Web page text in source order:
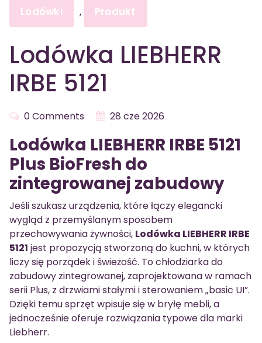
Lodówki , Produkt
Lodówka LIEBHERR
IRBE 5121
0 Comments 28 cze 2026
Lodówka LIEBHERR IRBE 5121
Plus BioFresh do
zintegrowanej zabudowy
Jeśli szukasz urządzenia, które łączy elegancki
wygląd z przemyślanym sposobem
przechowywania żywności, Lodówka LIEBHERR IRBE
5121 jest propozycją stworzoną do kuchni, w których
liczy się porządek i świeżość. To chłodziarka do
zabudowy zintegrowanej, zaprojektowana w ramach
serii Plus, z drzwiami stałymi i sterowaniem „basic UI”.
Dzięki temu sprzęt wpisuje się w bryłę mebli, a
jednocześnie oferuje rozwiązania typowe dla marki
Liebherr.